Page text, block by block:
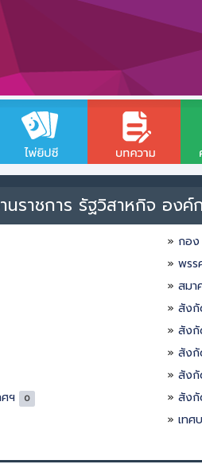
ราชการ รัฐวิสาหกิจ องค์
กอง
พรร
สมา
สังกั
สังกั
สังกั
สังกั
ฯ 0 สังกั
เทศ